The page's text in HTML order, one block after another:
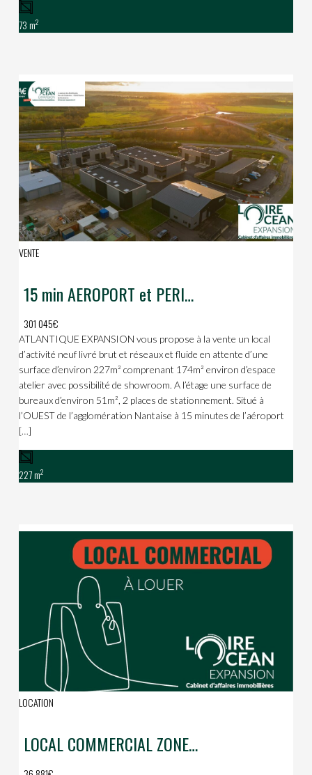
73 m2
VENTE
15 min AEROPORT et PERIPHERIQUE de NANTES
301 045€
ATLANTIQUE EXPANSION vous propose à la vente un local
d’activité neuf livré brut et réseaux et fluide en attente d’une
surface d’environ 227m² comprenant 174m² environ d’espace
atelier avec possibilité de showroom. A l’étage une surface de
bureaux d’environ 51m², 2 places de stationnement. Situé à
l’OUEST de l’agglomération Nantaise à 15 minutes de l’aéroport
[…]
227 m2
LOCATION
LOCAL COMMERCIAL ZONE COMMERCIALE DE L’ILLIADE A ST PERE EN RETZ